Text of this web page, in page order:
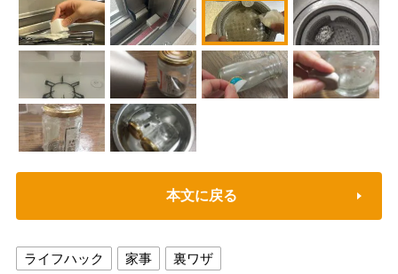
本文に戻る
ライフハック 家事 裏ワザ